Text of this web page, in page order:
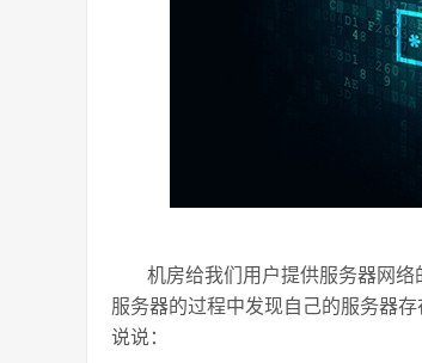
机房给我们用户提供服务器网
服务器的过程中发现自己的服务器
说说：